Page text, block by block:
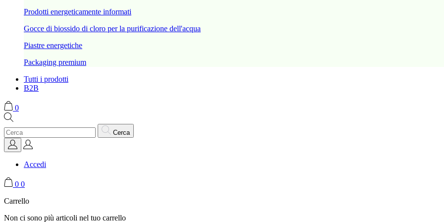
Prodotti energeticamente informati
Gocce di biossido di cloro per la purificazione dell'acqua
Piastre energetiche
Packaging premium
Tutti i prodotti
B2B
0
Cerca
Accedi
0 0
Carrello
Non ci sono più articoli nel tuo carrello